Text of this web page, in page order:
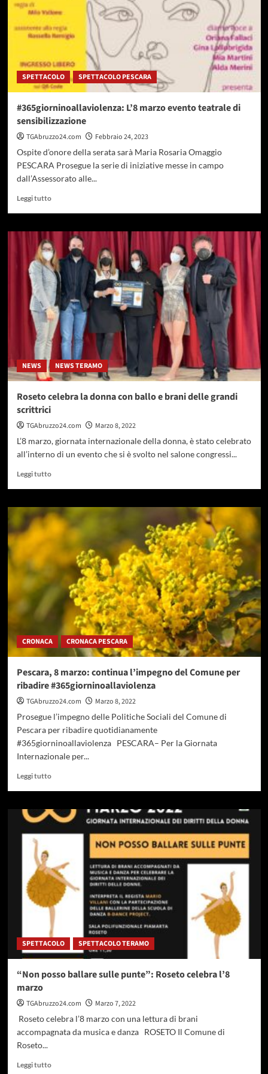
SPETTACOLO SPETTACOLO PESCARA
#365giorninoallaviolenza: L’8 marzo evento teatrale di
sensibilizzazione
TGAbruzzo24.com
Febbraio 24, 2023
Ospite d’onore della serata sarà Maria Rosaria Omaggio
PESCARA Prosegue la serie di iniziative messe in campo
dall’Assessorato alle...
Leggi tuttoLeggi
su
#365giorninoallaviolenza:
L’8
marzo
evento
teatrale
di
sensibilizzazione
NEWS NEWS TERAMO
Roseto celebra la donna con ballo e brani delle grandi
scrittrici
TGAbruzzo24.com
Marzo 8, 2022
L’8 marzo, giornata internazionale della donna, è stato celebrato
all’interno di un evento che si è svolto nel salone congressi...
Leggi tuttoLeggi
su
Roseto
celebra
donna
con
ballo
brani
delle
scrittrici
CRONACA CRONACA PESCARA
Pescara, 8 marzo: continua l’impegno del Comune per
ribadire #365giorninoallaviolenza
TGAbruzzo24.com
Marzo 8, 2022
Prosegue l’impegno delle Politiche Sociali del Comune di
Pescara per ribadire quotidianamente
#365giorninoallaviolenza PESCARA– Per la Giornata
Internazionale per...
Leggi tuttoLeggi
su
Pescara,
l’impegno
del
Comune
per
ribadire
#365giorninoallaviolenza
SPETTACOLO SPETTACOLO TERAMO
“Non posso ballare sulle punte”: Roseto celebra l’8
marzo
TGAbruzzo24.com
Marzo 7, 2022
Roseto celebra l’8 marzo con una lettura di brani
accompagnata da musica e danza ROSETO Il Comune di
Roseto...
Leggi tuttoLeggi